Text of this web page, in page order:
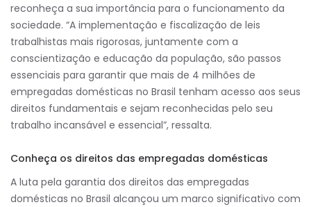
reconheça a sua importância para o funcionamento da
sociedade. “A implementação e fiscalização de leis
trabalhistas mais rigorosas, juntamente com a
conscientização e educação da população, são passos
essenciais para garantir que mais de 4 milhões de
empregadas domésticas no Brasil tenham acesso aos seus
direitos fundamentais e sejam reconhecidas pelo seu
trabalho incansável e essencial”, ressalta.
Conheça os direitos das empregadas domésticas
A luta pela garantia dos direitos das empregadas
domésticas no Brasil alcançou um marco significativo com